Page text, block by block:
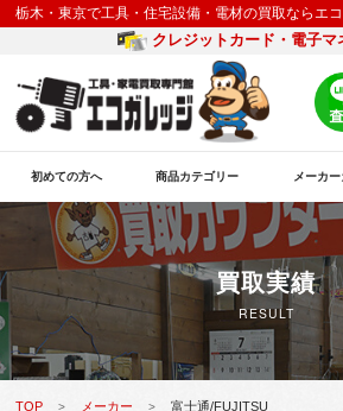
栃木・東京で工具・住宅設備・電材の買取ならエ
クレジットカード・電子マ
初めての方へ 商品カテゴリー メーカ
買取実績
RESULT
TOP > メーカー > 富士通/FUJITSU